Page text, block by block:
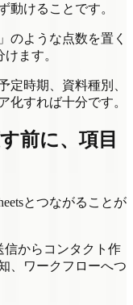
動けることです。
のような点数を置く
ます。
定時期、資料種別、
化すれば十分です。
前に、項目
とつながることが
信からコンタクト作
、ワークフローへつ